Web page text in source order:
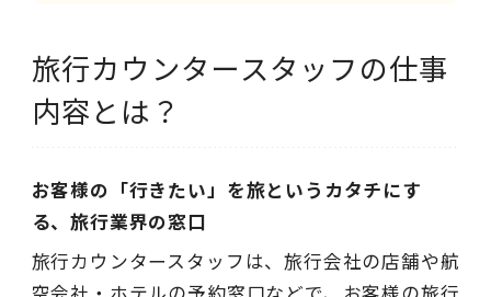
旅行カウンタースタッフの仕事
内容とは？
お客様の「行きたい」を旅というカタチにす
る、旅行業界の窓口
旅行カウンタースタッフは、旅行会社の店舗や航